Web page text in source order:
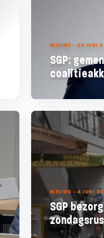
NIEUWS - 26 JUNI
SGP:
NIEUWS - 4 JUNI
SGP